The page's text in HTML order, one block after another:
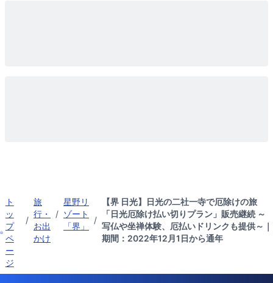
ト
ッ
プ
ペ
ー
ジ
/
旅
行・
お出
かけ
/
星野リ
ゾート
「界」
/
【界 日光】日光の二社一寺で厄除けの旅
「日光厄除け払い切りプラン」販売継続 ～
写仏や坐禅体験、厄払いドリンクも提供～｜
期間：2022年12月1日から通年